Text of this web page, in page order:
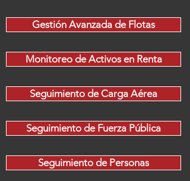
Gestión Avanzada de Flotas
Monitoreo de Activos en Renta
Seguimiento de Carga Aérea
Seguimiento de Fuerza Pública
Seguimiento de Personas